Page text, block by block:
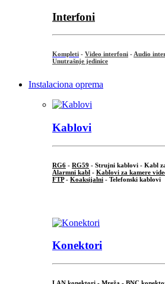
Interfoni
Kompleti - Video interfoni - Audio
Unutrašnje jedinice
Instalaciona oprema
Kablovi
RG6 - RG59 - Strujni kablovi - Kabl
Alarmni kabl - Kablovi za kamere
FTP- Koaksijalni - Telefonski kablovi
Konektori